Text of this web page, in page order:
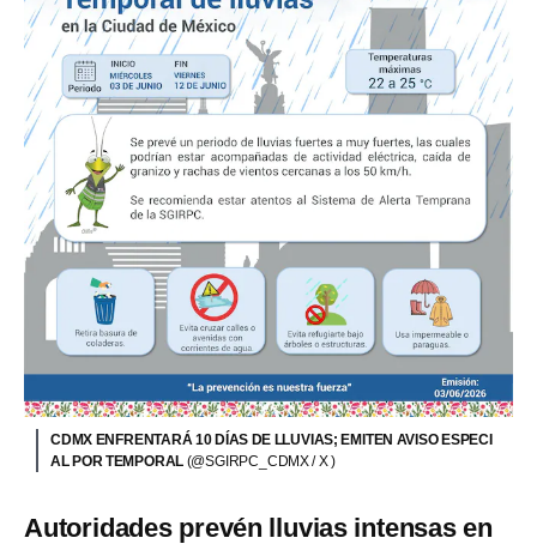
CDMX ENFRENTARÁ 10 DÍAS DE LLUVIAS; EMITEN AVISO ESPECI
AL POR TEMPORAL (@SGIRPC_CDMX / X )
Autoridades prevén lluvias intensas en